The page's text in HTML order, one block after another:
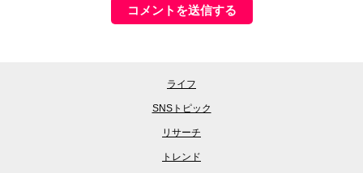
ライフ
SNSトピック
リサーチ
トレンド